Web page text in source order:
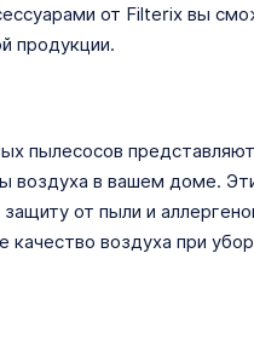
от Filterix вы
продукции.
пылесосов
воздуха в вашем доме.
от пыли и
воздуха при